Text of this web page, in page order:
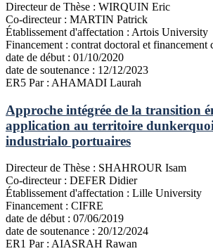
Directeur de Thèse : WIRQUIN Eric
Co-directeur : MARTIN Patrick
Établissement d'affectation : Artois University
Financement : contrat doctoral et
date de début : 01/10/2020
date de soutenance : 12/12/2023
ER5 Par : AHAMADI Laurah
Approche intégrée de la transition
application au territoire
industrialo portuaires
Directeur de Thèse : SHAHROUR Isam
Co-directeur : DEFER Didier
Établissement d'affectation : Lille University
Financement : CIFRE
date de début : 07/06/2019
date de soutenance : 20/12/2024
ER1 Par : AIASRAH Rawan